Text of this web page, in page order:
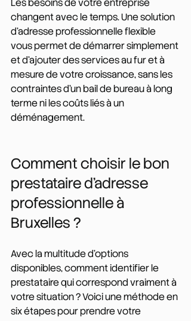
Les besoins de votre entreprise
changent avec le temps. Une solution
d'adresse professionnelle flexible
vous permet de démarrer simplement
et d'ajouter des services au fur et à
mesure de votre croissance, sans les
contraintes d'un bail de bureau à long
terme ni les coûts liés à un
déménagement.
Comment choisir le bon
prestataire d'adresse
professionnelle à
Bruxelles ?
Avec la multitude d'options
disponibles, comment identifier le
prestataire qui correspond vraiment à
votre situation ? Voici une méthode en
six étapes pour prendre votre